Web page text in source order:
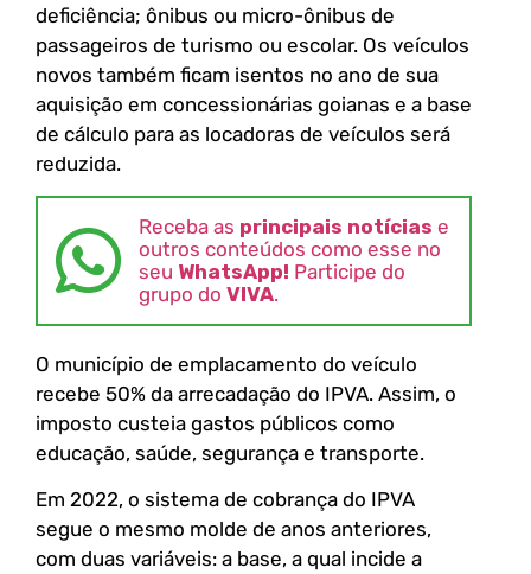
deficiência; ônibus ou micro-ônibus de
passageiros de turismo ou escolar. Os veículos
novos também ficam isentos no ano de sua
aquisição em concessionárias goianas e a base
de cálculo para as locadoras de veículos será
reduzida.
Receba as principais notícias e
outros conteúdos como esse no
seu WhatsApp! Participe do
grupo do VIVA.
O município de emplacamento do veículo
recebe 50% da arrecadação do IPVA. Assim, o
imposto custeia gastos públicos como
educação, saúde, segurança e transporte.
Em 2022, o sistema de cobrança do IPVA
segue o mesmo molde de anos anteriores,
com duas variáveis: a base, a qual incide a